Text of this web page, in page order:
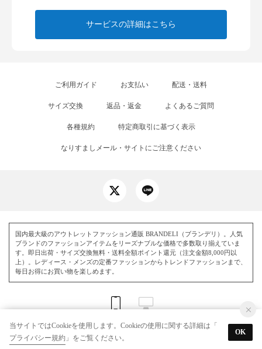
サービスの詳細はこちら
ご利用ガイド お支払い 配送・送料
サイズ交換 返品・返金 よくあるご質問
各種規約 特定商取引に基づく表示
なりすましメール・サイトにご注意ください
国内最大級のアウトレットファッション通販 BRANDELI（ブランデリ）。人気
ブランドのファッションアイテムをリーズナブルな価格で多数取り揃えていま
す。即日出荷・サイズ交換無料・送料全額ポイント還元（注文金額8,000円以
上）。レディース・メンズの定番ファッションからトレンドファッションまで、
毎日お得にお買い物を楽しめます。
© BRANDELI All Rights Reserved
当サイトではCookieを使用します。Cookieの使用に関する詳細は「
プライバシー規約 」をご覧ください。
OK